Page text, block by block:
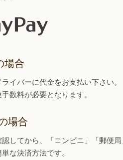
場合
イバーに代金をお支払い下さい。
数料が必要となります。
場合
してから、「コンビニ」「郵便
な決済方法です。